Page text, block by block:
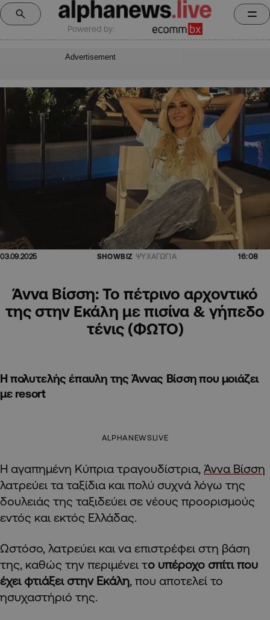
Powered by:
Advertisement
03.09.2025 SHOWBIZ ΨΥΧΑΓΩΓΙΑ 16:08
Άννα Βίσση: Το πέτρινο αρχοντικό
της στην Εκάλη με πισίνα & γήπεδο
τένις (ΦΩΤΟ)
Η πολυτελής έπαυλη της Άννας Βίσση που μοιάζει
με resort
ALPHANEWSLIVE
Η αγαπημένη Κύπρια τραγουδίστρια, Άννα Βίσση
λατρεύει τα ταξίδια και πολύ συχνά λόγω της
δουλειάς της ταξιδεύει σε νέους προορισμούς
εντός και εκτός Ελλάδας.
Ωστόσο, λατρεύει και να επιστρέφει στη βάση
της, καθώς την περιμένει το υπέροχο σπίτι που
έχει φτιάξει στην Εκάλη, που αποτελεί το
ησυχαστήριό της.